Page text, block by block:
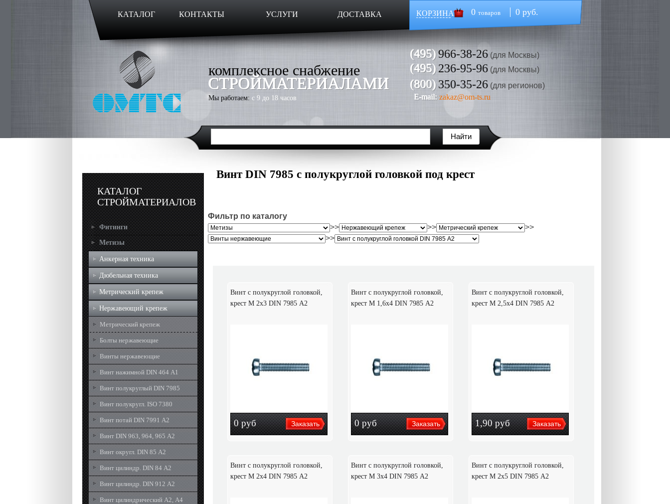
КАТАЛОГ КОНТАКТЫ УСЛУГИ ДОСТАВКА КОРЗИНА 0 товаров 0 руб.
комплексное снабжение
СТРОЙМАТЕРИАЛАМИ
Мы работаем: с 9 до 18 часов
(495)966-38-26 (для Москвы)
(495)236-95-96 (для Москвы)
(800)350-35-26 (для регионов)
E-mail: zakaz@om-ts.ru
КАТАЛОГ
СТРОЙМАТЕРИАЛОВ
Фитинги
Метизы
Анкерная техника
Дюбельная техника
Метрический крепеж
Нержавеющий крепеж
Метрический крепеж
Болты нержавеющие
Винты нержавеющие
Винт нажимной DIN 464 А1
Винт полукруглый DIN 7985
Винт полукругл. ISO 7380
Винт потай DIN 7991 А2
Винт DIN 963, 964, 965 А2
Винт округл. DIN 85 А2
Винт цилиндр. DIN 84 А2
Винт цилиндр. DIN 912 А2
Винт цилиндрический А2, А4
Винт DIN 7985 с полукруглой головкой под крест
Фильтр по каталогу
>>
>>
>>
>>
Винт с полукруглой головкой,
крест M 2х3 DIN 7985 А2
0руб
Винт с полукруглой головкой,
крест M 1,6х4 DIN 7985 А2
0руб
Винт с полукруглой головкой,
крест M 2,5х4 DIN 7985 А2
1,90руб
Винт с полукруглой головкой,
крест M 2х4 DIN 7985 А2
Винт с полукруглой головкой,
крест M 3х4 DIN 7985 А2
Винт с полукруглой головкой,
крест M 2х5 DIN 7985 А2